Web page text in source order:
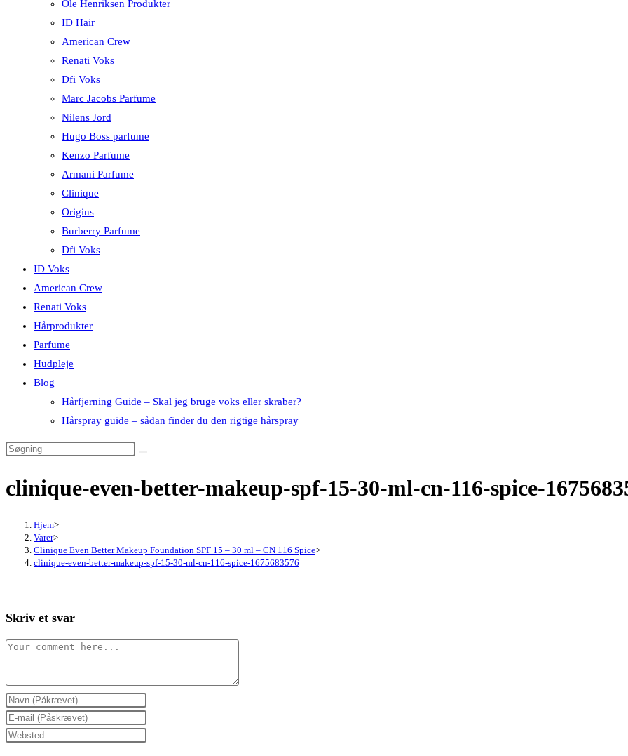
Ole Henriksen Produkter
ID Hair
American Crew
Renati Voks
Dfi Voks
Marc Jacobs Parfume
Nilens Jord
Hugo Boss parfume
Kenzo Parfume
Armani Parfume
Clinique
Origins
Burberry Parfume
Dfi Voks
ID Voks
American Crew
Renati Voks
Hårprodukter
Parfume
Hudpleje
Blog
Hårfjerning Guide – Skal jeg bruge voks eller skraber?
Hårspray guide – sådan finder du den rigtige hårspray
clinique-even-better-makeup-spf-15-30-ml-cn-116-spice-
Hjem>
Varer>
Clinique Even Better Makeup Foundation SPF 15 – 30 ml – CN 116 Spice>
clinique-even-better-makeup-spf-15-30-ml-cn-116-spice-1675683576
Skriv et svar
Comment
Enter
your
name
Enter
your
Enter